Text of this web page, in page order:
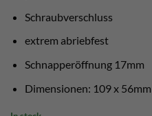
Schraubverschluss
extrem abriebfest
Schnapperöffnung 17mm
Dimensionen: 109 x 56mm